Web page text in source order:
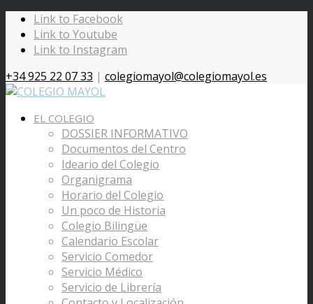
Link to Facebook
Link to Youtube
Link to Instagram
+34 925 22 07 33 | colegiomayol@colegiomayol.es
EL COLEGIO
DOSSIER INFORMATIVO
Documentos del Centro
Ideario del Colegio
Organigrama
Horario del Colegio
Un poco de Historia
Colegio Bilingüe
Calendario Escolar
Servicio Comedor
Servicio Médico
Servicio de Librería